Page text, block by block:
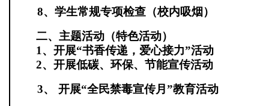
8、学生常规专项检查（校内吸烟）
二、主题活动（特色活动）
1 、开展“书香传递，爱心接力”活动
2、开展低碳、环保、节能宣传活动
3、
开展“全民禁毒宣传月”教育活动